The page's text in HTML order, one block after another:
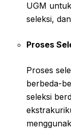
UGM
seleksi,
Proses
Proses
berbeda-
seleksi